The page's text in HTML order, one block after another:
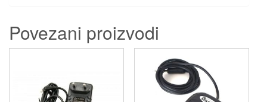
Povezani proizvodi